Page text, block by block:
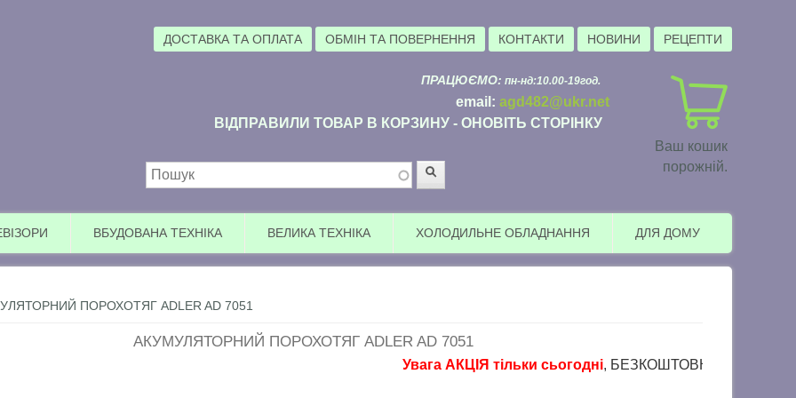
ДОСТАВКА ТА ОПЛАТА ОБМІН ТА ПОВЕРНЕННЯ КОНТАКТИ НОВИНИ РЕЦЕПТИ
Ваш кошик
порожній.
ПРАЦЮЄМО: пн-нд:10.00-19год.
email: agd482@ukr.net
ВІДПРАВИЛИ ТОВАР В КОРЗИНУ - ОНОВІТЬ СТОРІНКУ
Пошукова форма
ВБУДОВАНА ТЕХНІКА ВЕЛИКА ТЕХНІКА ХОЛОДИЛЬНЕ ОБЛАДНАННЯ ДЛЯ ДОМУ
ПОРОХОТЯГ ADLER AD 7051
АКУМУЛЯТОРНИЙ ПОРОХОТЯГ ADLER AD 7051
Увага АКЦІЯ тільки сьогодні, БЕЗКОШТОВНА доставка в